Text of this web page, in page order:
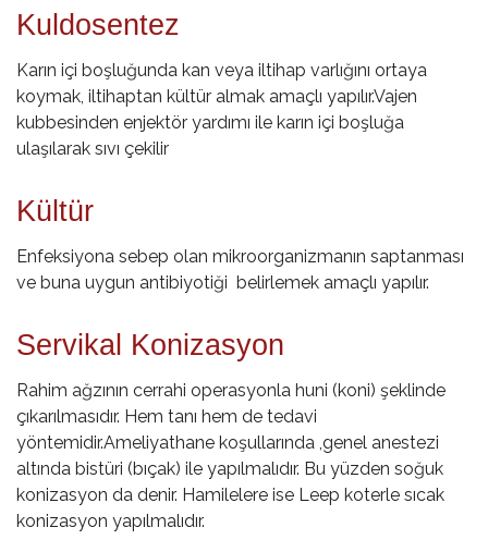
Kuldosentez
Karın içi boşluğunda kan veya iltihap varlığını ortaya
koymak, iltihaptan kültür almak amaçlı yapılır.Vajen
kubbesinden enjektör yardımı ile karın içi boşluğa
ulaşılarak sıvı çekilir
Kültür
Enfeksiyona sebep olan mikroorganizmanın saptanması
ve buna uygun antibiyotiği belirlemek amaçlı yapılır.
Servikal Konizasyon
Rahim ağzının cerrahi operasyonla huni (koni) şeklinde
çıkarılmasıdır. Hem tanı hem de tedavi
yöntemidir.Ameliyathane koşullarında ,genel anestezi
altında bistüri (bıçak) ile yapılmalıdır. Bu yüzden soğuk
konizasyon da denir. Hamilelere ise Leep koterle sıcak
konizasyon yapılmalıdır.